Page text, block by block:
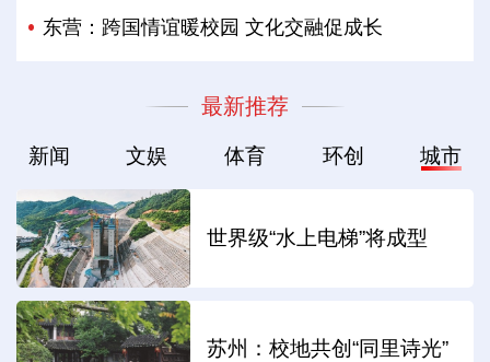
东营：跨国情谊暖校园 文化交融促成长
最新推荐
新闻 文娱 体育 环创 城市
世界级“水上电梯”将成型
苏州：校地共创“同里诗光”